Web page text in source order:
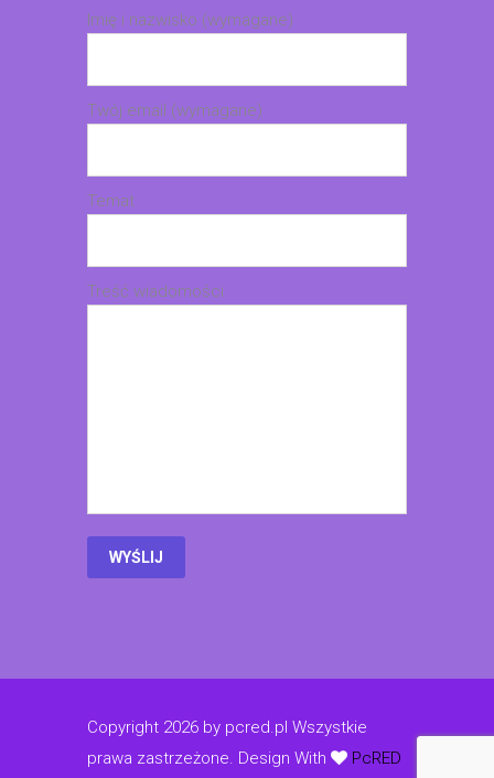
Imię i nazwisko (wymagane)
Twój email (wymagane)
Temat
Treść wiadomości
Copyright 2026 by pcred.pl Wszystkie
prawa zastrzeżone. Design With PcRED